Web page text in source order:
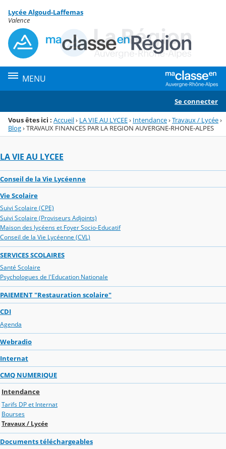
Menu de la rubrique
Contenu
Lycée Algoud-Laffemas
Valence
MENU
Se connecter
Vous êtes ici : Accueil› LA VIE AU LYCEE› Intendance›Travaux / Lycée›
Blog›TRAVAUX FINANCES PAR LA REGION AUVERGNE-RHONE-ALPES
LA VIE AU LYCEE
Conseil de la Vie Lycéenne
Vie Scolaire
Suivi Scolaire (CPE)
Suivi Scolaire (Proviseurs Adjoints)
Maison des lycéens et Foyer Socio-Educatif
Conseil de la Vie Lycéenne (CVL)
SERVICES SCOLAIRES
Santé Scolaire
Psychologues de l'Education Nationale
PAIEMENT "Restauration scolaire"
CDI
Agenda
Webradio
Internat
CMQ NUMERIQUE
Intendance
Tarifs DP et Internat
Bourses
Travaux / Lycée
Documents téléchargeables